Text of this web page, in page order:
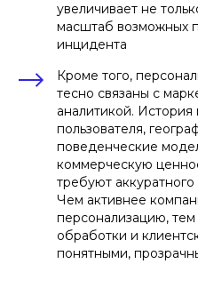
увеличивает не
масштаб возможных
инцидента
Кроме того,
тесно связаны с
аналитикой.
пользователя,
поведенческие
коммерческую
требуют
Чем активнее
персонализацию,
обработки и
понятными,